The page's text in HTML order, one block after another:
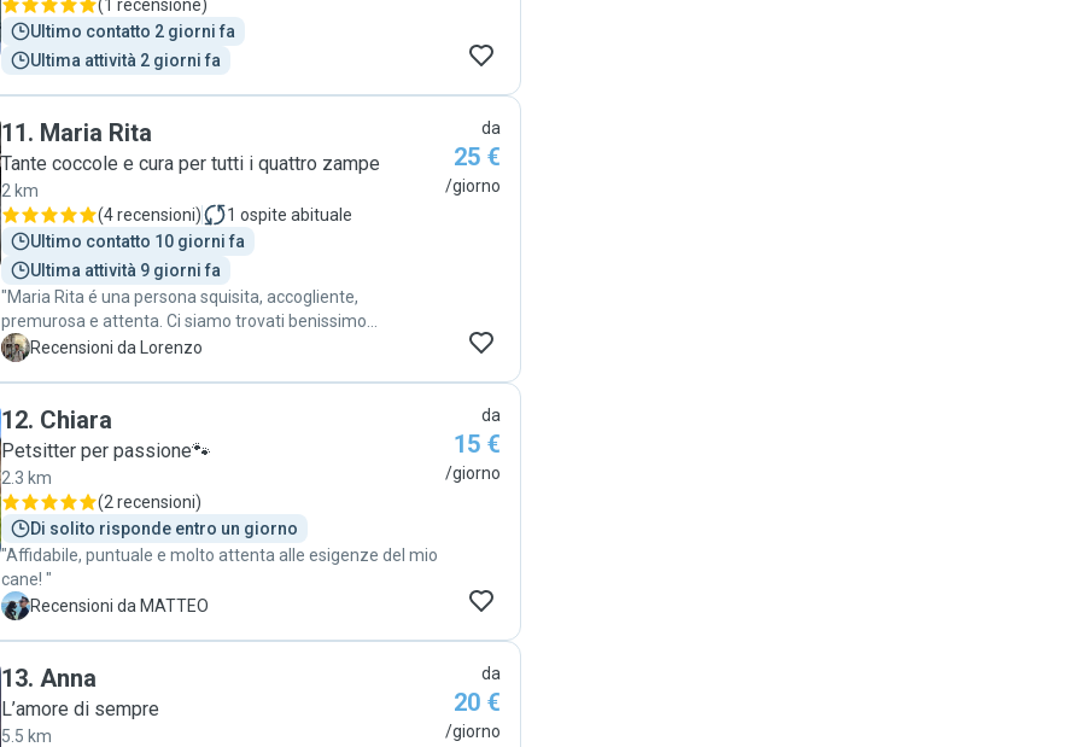
(1 recensione)
Ultimo contatto 2 giorni fa
Ultima attività 2 giorni fa
11. Maria Rita
Tante coccole e cura per tutti i quattro zampe
2 km
(4 recensioni) 1 ospite abituale
Ultimo contatto 10 giorni fa
Ultima attività 9 giorni fa
"Maria Rita é una persona squisita, accogliente,
premurosa e attenta. Ci siamo trovati benissimo
lasciandole il nostro cucciolo di 5 mesi. Esperienza ottima "
L Recensioni da Lorenzo
da
25 €
/giorno
12. Chiara
Petsitter per passione🐾
2.3 km
(2 recensioni)
Di solito risponde entro un giorno
"Affidabile, puntuale e molto attenta alle esigenze del mio
cane! "
M Recensioni da MATTEO
da
15 €
/giorno
13. Anna
L’amore di sempre
5.5 km
da
20 €
/giorno